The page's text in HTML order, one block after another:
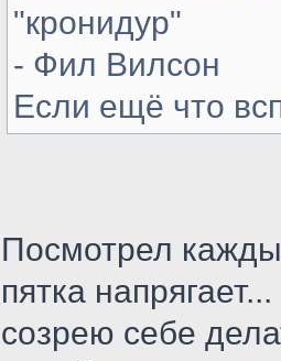
"кронидур"
- Фил Вилсон
Если ещё что
Посмотрел
пятка
созрею себе